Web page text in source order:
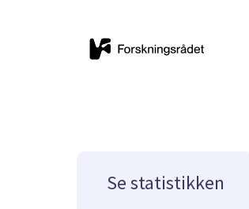
Se statistikken